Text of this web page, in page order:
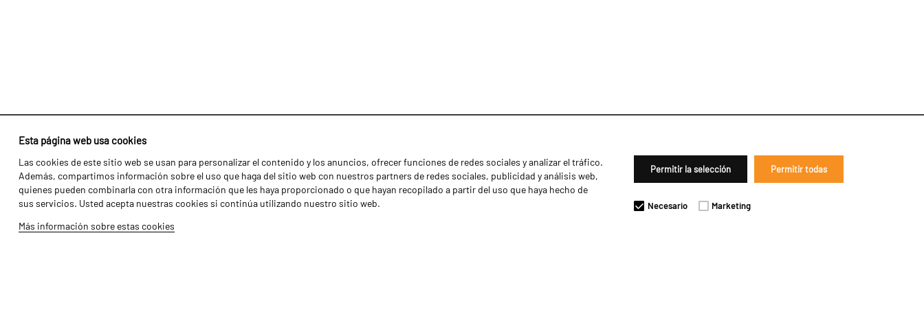
Esta página web usa cookies
Las cookies de este sitio web se usan para personalizar el contenido y los anuncios, ofrecer funciones de redes sociales y analizar el tráfico.
Además, compartimos información sobre el uso que haga del sitio web con nuestros partners de redes sociales, publicidad y análisis web,
quienes pueden combinarla con otra información que les haya proporcionado o que hayan recopilado a partir del uso que haya hecho de
sus servicios. Usted acepta nuestras cookies si continúa utilizando nuestro sitio web.
Más información sobre estas cookies
Permitir la selección Permitir todas
Necesario Marketing
Identidad
Historia
Fábrica / Producción
Recursos Humanos
Agricultura
Transportes
Gama Florestal
Noticias
Distribuidores
Contactos